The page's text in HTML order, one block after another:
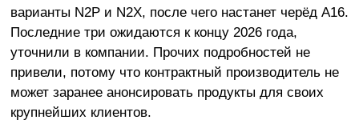
варианты N2P и N2X, после чего настанет черёд A16.
Последние три ожидаются к концу 2026 года,
уточнили в компании. Прочих подробностей не
привели, потому что контрактный производитель не
может заранее анонсировать продукты для своих
крупнейших клиентов.